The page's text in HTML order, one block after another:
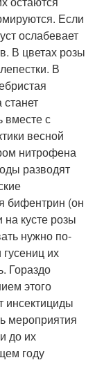
Если
ослабевает
В цветах розы
В
станет
вместе с
весной
нитрофена
разводят
бифентрин (он
кусте розы
нужно по-
их
Гораздо
этого
инсектициды
мероприятия
до их
году